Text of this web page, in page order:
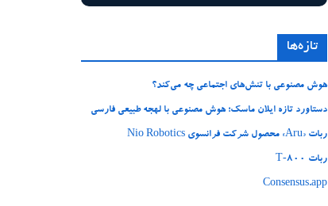
تازه‌ها
هوش مصنوعی با تنش‌های اجتماعی چه می‌کند؟
دستاورد تازه ایلان ماسک؛ هوش مصنوعی با لهجه طبیعی فارسی
ربات «Aru» محصول شرکت فرانسوی Nio Robotics
ربات T‑800
Consensus.app